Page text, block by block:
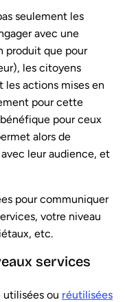
seulement les
avec une
produit que pour
les citoyens
les actions mises en
pour cette
pour ceux
alors de
leur audience, et
pour communiquer
votre niveau
etc.
services
utilisées ou réutilisées